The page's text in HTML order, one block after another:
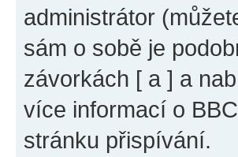
administrátor
sám o sobě je
závorkách [ a ] a
více informací o
stránku přispívání.